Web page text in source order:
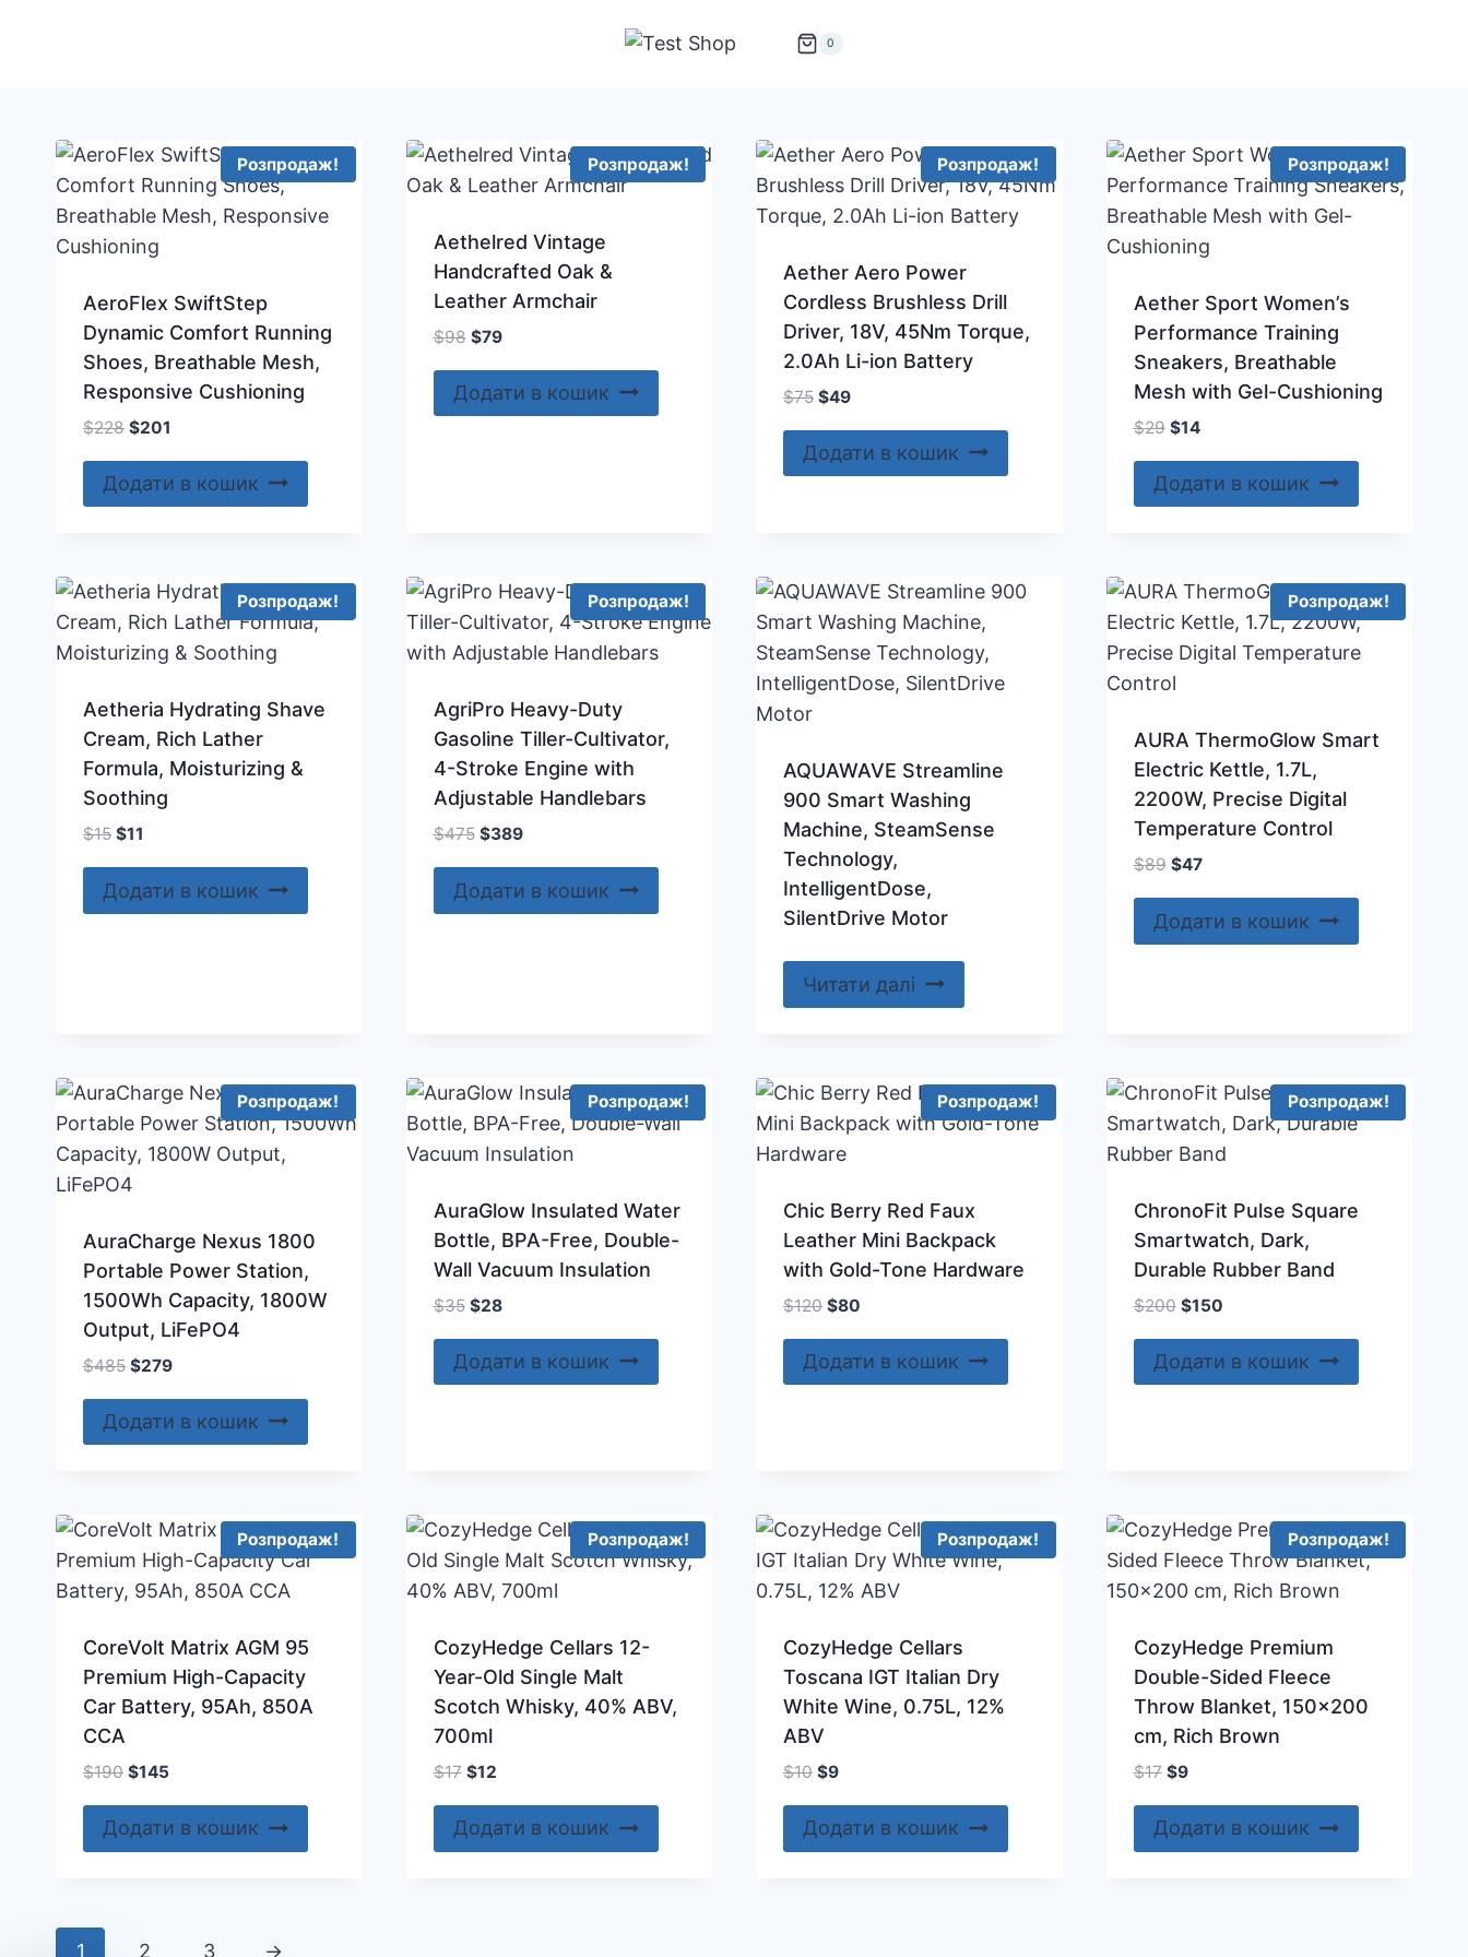
0
Розпродаж!
AeroFlex SwiftStep
Dynamic Comfort Running
Shoes, Breathable Mesh,
Responsive Cushioning
$228 Оригінальна
$228.
$201
$201.
Додати в кошик
Розпродаж!
Aethelred Vintage
Handcrafted Oak &
Leather Armchair
$98 Оригінальна
$98.
$79Поточна
$79.
Додати в кошик
Розпродаж!
Aether Aero Power
Cordless Brushless Drill
Driver, 18V, 45Nm Torque,
2.0Ah Li-ion Battery
$75 Оригінальна
$75.
$49Поточна
$49.
Додати в кошик
Розпродаж!
Aether Sport Women’s
Performance Training
Sneakers, Breathable
Mesh with Gel-Cushioning
$29 Оригінальна
$29.
$14Поточна
$14.
Додати в кошик
Розпродаж!
Aetheria Hydrating Shave
Cream, Rich Lather
Formula, Moisturizing &
Soothing
$15 Оригінальна
$15.
$11
$11.
Додати в кошик
Розпродаж!
AgriPro Heavy-Duty
Gasoline Tiller-Cultivator,
4-Stroke Engine with
Adjustable Handlebars
$475 Оригінальна
$475.
$389Поточна
$389.
Додати в кошик
AQUAWAVE Streamline
900 Smart Washing
Machine, SteamSense
Technology,
IntelligentDose,
SilentDrive Motor
Читати далі
Розпродаж!
AURA ThermoGlow Smart
Electric Kettle, 1.7L,
2200W, Precise Digital
Temperature Control
$89 Оригінальна
$89.
$47Поточна
$47.
Додати в кошик
Розпродаж!
AuraCharge Nexus 1800
Portable Power Station,
1500Wh Capacity, 1800W
Output, LiFePO4
$485 Оригінальна
$485.
$279Поточна
$279.
Додати в кошик
Розпродаж!
AuraGlow Insulated Water
Bottle, BPA-Free, Double-
Wall Vacuum Insulation
$35 Оригінальна
$35.
$28Поточна
$28.
Додати в кошик
Розпродаж!
Chic Berry Red Faux
Leather Mini Backpack
with Gold-Tone Hardware
$120 Оригінальна
$120.
$80
$80.
Додати в кошик
Розпродаж!
ChronoFit Pulse Square
Smartwatch, Dark,
Durable Rubber Band
$200 Оригінальна
$200.
$150Поточна
$150.
Додати в кошик
Розпродаж!
CoreVolt Matrix AGM 95
Premium High-Capacity
Car Battery, 95Ah, 850A
CCA
$190 Оригінальна
$190.
$145Поточна
$145.
Додати в кошик
Розпродаж!
CozyHedge Cellars 12-
Year-Old Single Malt
Scotch Whisky, 40% ABV,
700ml
$17 Оригінальна
$17.
$12Поточна
$12.
Додати в кошик
Розпродаж!
CozyHedge Cellars
Toscana IGT Italian Dry
White Wine, 0.75L, 12%
ABV
$10 Оригінальна
$10.
$9Поточна
$9.
Додати в кошик
Розпродаж!
CozyHedge Premium
Double-Sided Fleece
Throw Blanket, 150×200
cm, Rich Brown
$17 Оригінальна
$17.
$9Поточна
$9.
Додати в кошик
1 2 3 →